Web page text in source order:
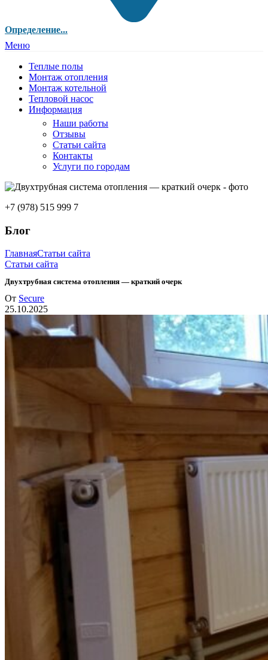
Определение...
Меню
Теплые полы
Монтаж отопления
Монтаж котельной
Тепловой насос
Информация
Наши работы
Отзывы
Статьи сайта
Контакты
Услуги по городам
+7 (978) 515 999 7
Блог
ГлавнаяСтатьи сайта
Статьи сайта
Двухтрубная система отопления — краткий очерк
От Secure
25.10.2025